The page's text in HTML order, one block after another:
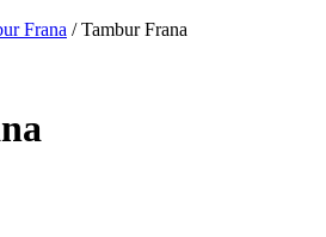
Frana / Tambur Frana